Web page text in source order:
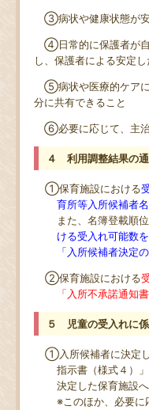
③病状や健康状態が安
④日常的に保護者が自
し、保護者による安定
⑤病状や医療的ケアに
分に共有できること
⑥必要に応じて、主治
４ 利用調整結果の
①保育施設における
育所等入所候補者
また、名簿登載順
ける受入れ可能数
「入所候補者決定
②保育施設における
「入所不承諾通知
５ 児童の受入れに
①入所候補者に決定
指示書（様式４）
決定した保育施設
※このほか、必要に